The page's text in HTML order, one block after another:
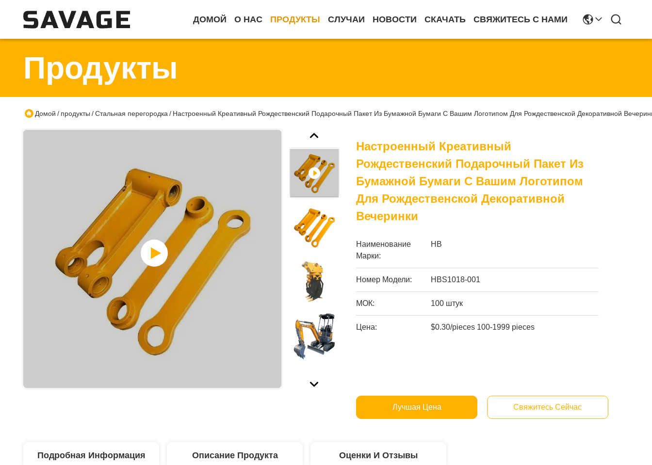
ДОМОЙ О НАС ПРОДУКТЫ СЛУЧАИ НОВОСТИ СКАЧАТЬ СВЯЖИТЕСЬ С НАМИ
Продукты
Домой / продукты /Стальная перегородка / Настроенный Креативный Рождественский Подарочный Пакет Из Бумажной Бумаги С Вашим Логотипом Для Рождественской Декоративной
Настроенный Креативный
Рождественский Подарочный Пакет Из
Бумажной Бумаги С Вашим Логотипом
Для Рождественской Декоративной
Вечеринки
Наименование
Марки:
HB
Номер Модели: HBS1018-001
МОК: 100 штук
Цена: $0.30/pieces 100-1999 pieces
Лучшая Цена Свяжитесь Сейчас
Подробная Информация Описание Продукта Оценки И Отзывы